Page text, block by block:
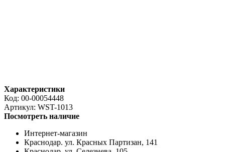
Характеристики
Код: 00-00054448
Артикул: WST-1013
Посмотреть наличие
Интернет-магазин
Краснодар. ул. Красных Партизан, 141